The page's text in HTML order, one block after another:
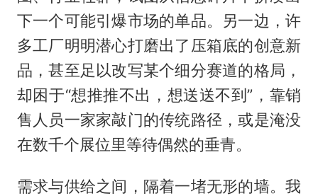
下一个可能引爆市场的单品。另一边，许
多工厂明明潜心打磨出了压箱底的创意新
品，甚至足以改写某个细分赛道的格局，
却困于“想推推不出，想送送不到”，靠销
售人员一家家敲门的传统路径，或是淹没
在数千个展位里等待偶然的垂青。
需求与供给之间，隔着一堵无形的墙。我